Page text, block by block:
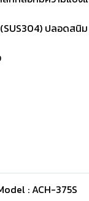
ปลอดสนิ
: ACH-375S